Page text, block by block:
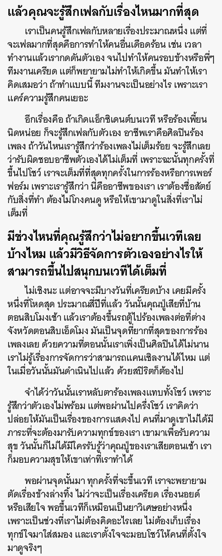
แล้วคุณจะรู้สึกเฟลกับเรื่องไหนมากที่สุด
เราเป็นคนรู้สึกเฟลกับหลายเรื่องประมาณหนึ่ง แต่ที่
จะเฟลมากที่สุดคือการทำให้คนอื่นเดือดร้อน เช่น เวลา
ทำงานแล้วเรากดดันตัวเอง จนไปทำให้คนรอบข้างหรือพี่ๆ
ทีมงานเครียด แต่ก็พยายามไม่ทำให้เกิดขึ้น มันทำให้เรา
คิดเสมอว่า ถ้าทำแบบนี้ ทีมงานจะเป็นอย่างไร เพราะเรา
แคร์ความรู้สึกคนเยอะ
อีกเรื่องคือ ถ้าเกิดแอ็กซิเดนต์บนเวที หรือร้องเพี้ยน
นิดหน่อย ก็จะรู้สึกเฟลกับตัวเอง อาชีพเราคือศิลปินร้อง
เพลง ถ้าวันไหนเรารู้สึกว่าร้องเพลงไม่เต็มร้อย จะรู้สึกเลย
ว่ารับผิดชอบอาชีพตัวเองได้ไม่เต็มที่ เพราะฉะนั้นทุกครั้งที่
ขึ้นไปโชว์ เราจะเต็มที่ที่สุดทุกครั้งในการร้องหรือการเพอร์
ฟอร์ม เพราะเรารู้สึกว่า นี่คืออาชีพของเรา เราต้องซื่อสัตย์
กับสิ่งที่ทำ ต้องไม่โกงคนดู หรือให้เขามาดูในสิ่งที่เราไม่
เต็มที่
มีช่วงไหนที่คุณรู้สึกว่าไม่อยากขึ้นเวทีเลย
บ้างไหม แล้วมีวิธีจัดการตัวเองอย่างไรให้
สามารถขึ้นไปสนุกบนเวทีได้เต็มที่
ไม่เชิงนะ แต่อาจจะมีบางวันที่เครียดบ้าง เคยมีครั้ง
หนึ่งที่โหดสุด ประมาณสี่ปีที่แล้ว วันนั้นคุณปู่เสียที่บ้าน
ตอนสิบโมงเช้า แล้วเราต้องขึ้นรถตู้ไปร้องเพลงต่อที่ต่าง
จังหวัดตอนสิบเอ็ดโมง มันเป็นจุดที่ยากที่สุดของการร้อง
เพลงเลย ด้วยความที่ตอนนั้นเราเพิ่งเป็นศิลปินได้ไม่นาน
เราไม่รู้เรื่องการจัดการว่าสามารถแคนเซิลงานได้ไหม แต่
ในเมื่อวันนั้นมันดำเนินไปแล้ว ด้วยสปิริตก็ต้องไป
จำได้ว่าวันนั้นเราหลับตาร้องเพลงแทบทั้งโชว์ เพราะ
รู้สึกว่าตัวเองไม่พร้อม แต่พอผ่านไปครึ่งโชว์ เราคิดว่า
ปล่อยให้มันเป็นเรื่องของการแสดงไป คนที่มาดูเขาไม่ได้มี
ภาระที่จะต้องมารับความทุกข์ของเรา เขามาเพื่อรับความ
สุข วันนั้นก็ไม่ได้มีใครรับรู้ว่าคุณปู่ของเราเสียตอนเช้า เรา
ก็มอบความสุขให้เขาเท่าที่เราทำได้
พอผ่านจุดนั้นมา ทุกครั้งที่จะขึ้นเวที เราจะพยายาม
ตัดเรื่องข้างล่างทิ้ง ไม่ว่าจะเป็นเรื่องเครียด เรื่องนอยด์
หรือเสียใจ พอขึ้นเวทีก็เหมือนเป็นยาวิเศษอย่างหนึ่ง
เพราะเป็นช่วงที่เราไม่ต้องคิดอะไรเลย ไม่ต้องเก็บเรื่อง
ทุกข์ใจมาใส่สมอง และเราตั้งใจจะมอบโชว์ให้คนที่ตั้งใจ
มาดูจริงๆ
ค้นหา